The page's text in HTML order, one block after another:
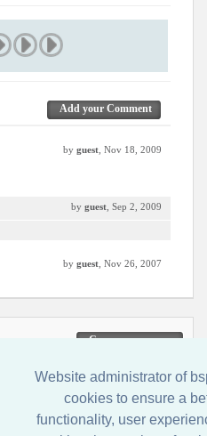
Website administrator of
cookies to ensure a
functionality, user
Add your Comment
by guest , Nov 18, 2009
by guest , Sep 2, 2009
by guest , Nov 26, 2007
Свържете се с нас